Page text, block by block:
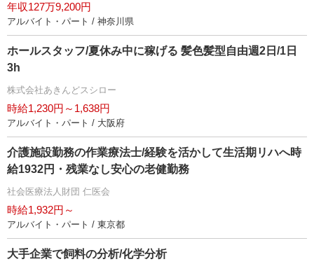
年収127万9,200円
アルバイト・パート / 神奈川県
ホールスタッフ/夏休み中に稼げる 髪色髪型自由週2日/1日
3h
株式会社あきんどスシロー
時給1,230円～1,638円
アルバイト・パート / 大阪府
介護施設勤務の作業療法士/経験を活かして生活期リハへ時
給1932円・残業なし安心の老健勤務
社会医療法人財団 仁医会
時給1,932円～
アルバイト・パート / 東京都
大手企業で飼料の分析/化学分析